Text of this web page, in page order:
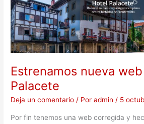
Estrenamos nueva
Palacete
Deja un comentario / Poradmin/ 5
Por fin tenemos una web corregida y
web
en
Hotel
Palacete